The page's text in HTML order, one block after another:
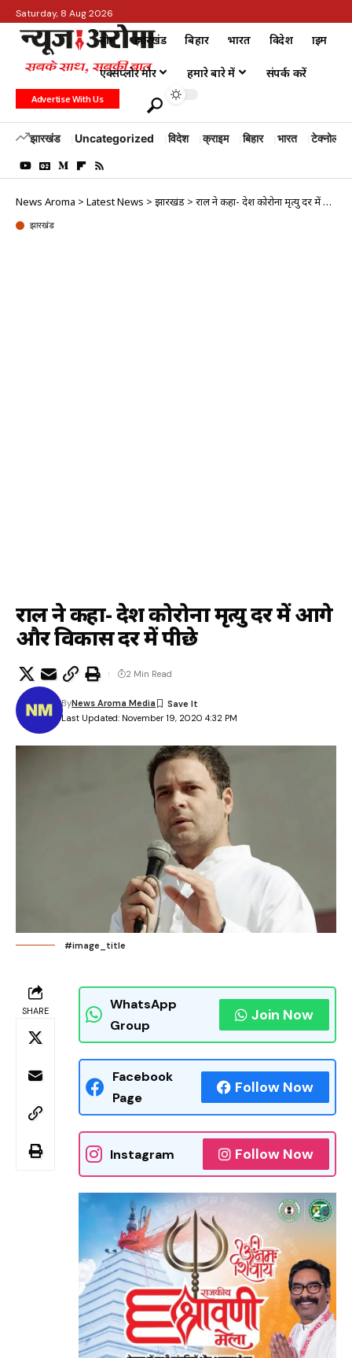
Saturday, 8 Aug 2026
होम झारखंड बिहार भारत विदेश क्राइम
एक्सप्लोर मोर हमारे बारे में संपर्क करें
Advertise With Us
झारखंड Uncategorized विदेश क्राइम बिहार भारत टेक्नोलॉजी
News Aroma > Latest News > झारखंड > राहुल ने कहा- देश कोरोना मृत्यु दर में आगे और विकास दर में पीछे
झारखंड
राहुल ने कहा- देश कोरोना मृत्यु दर में आगे
और विकास दर में पीछे
Last Updated: November 19, 2020 4:32 PM
ByNews Aroma Media
2 Min Read
#image_title
SHARE
WhatsApp
Group
Join Now
Facebook
Page
Follow Now
Instagram Follow Now